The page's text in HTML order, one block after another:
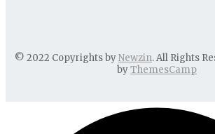
© 2022 Copyrights byNewzin. All Rights
byThemesCamp